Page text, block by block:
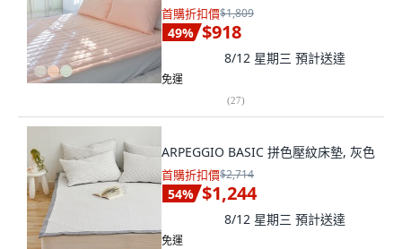
首購折扣價$1,809
49% $918
8/12 星期三 預計送達
免運
(27)
ARPEGGIO BASIC 拼色壓紋床墊, 灰色
首購折扣價$2,714
54% $1,244
8/12 星期三 預計送達
免運